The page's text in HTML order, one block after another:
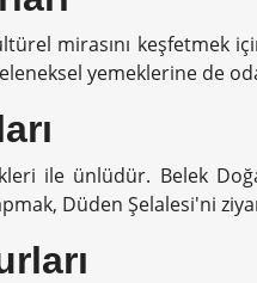
mirasını keşfetmek
yemeklerine de
ile ünlüdür. Belek
Düden Şelalesi'ni